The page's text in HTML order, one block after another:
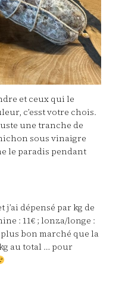
et ceux qui le
c’esst votre chois.
une tranche de
sous vinaigre
le paradis pendant
j’ai dépensé par kg de
: 11€ ; lonza/longe :
plus bon marché que la
au total … pour